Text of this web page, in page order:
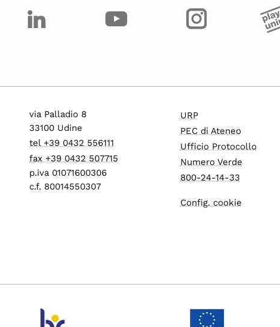
via Palladio 8
33100 Udine
tel +39 0432 556111
fax +39 0432 507715
p.iva 01071600306
c.f. 80014550307
URP
PEC di Ateneo
Ufficio Protocollo
Numero Verde
800-24-14-33
Config. cookie